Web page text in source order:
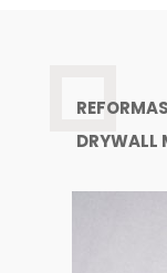
DRYWALL